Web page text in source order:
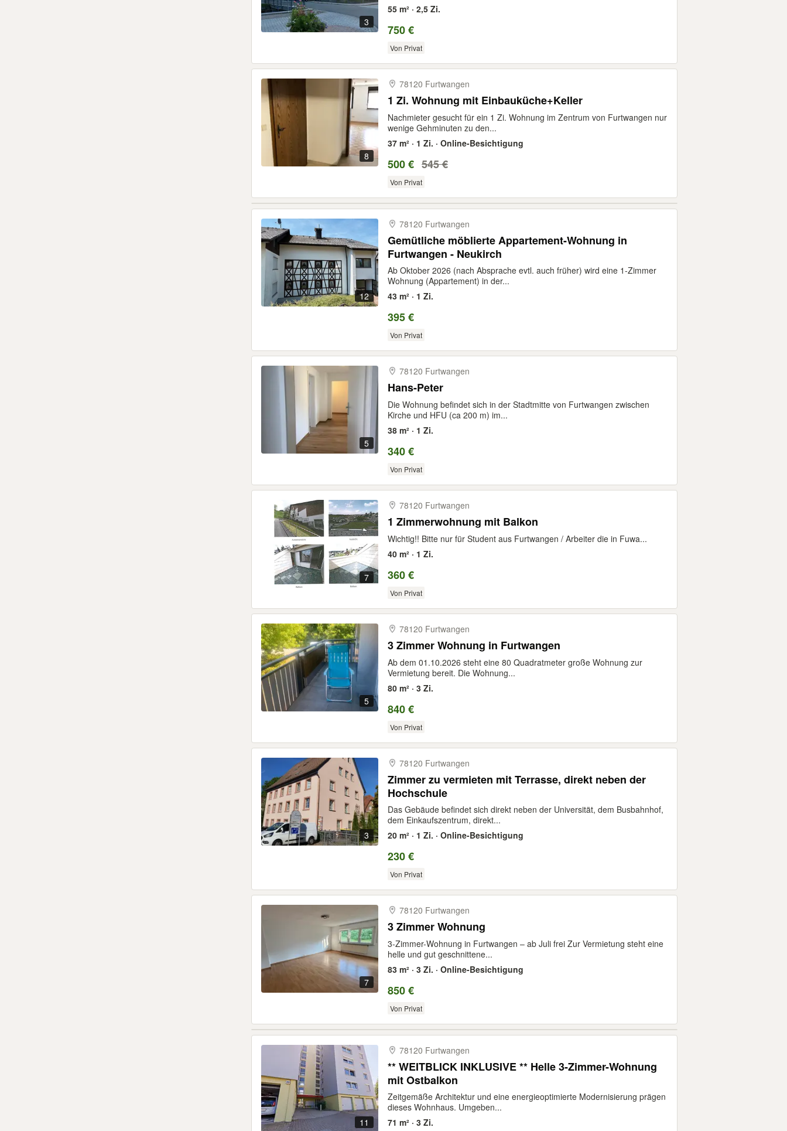
3
55 m² · 2,5 Zi.
750 €
Von Privat
8
78120 Furtwangen
1 Zi. Wohnung mit Einbauküche+Keller
Nachmieter gesucht für ein 1 Zi. Wohnung im Zentrum von Furtwangen nur
wenige Gehminuten zu den...
37 m² · 1 Zi. · Online-Besichtigung
500 € 545 €
Von Privat
12
78120 Furtwangen
Gemütliche möblierte Appartement-Wohnung in
Furtwangen - Neukirch
Ab Oktober 2026 (nach Absprache evtl. auch früher) wird eine 1-Zimmer
Wohnung (Appartement) in der...
43 m² · 1 Zi.
395 €
Von Privat
5
78120 Furtwangen
Hans-Peter
Die Wohnung befindet sich in der Stadtmitte von Furtwangen zwischen
Kirche und HFU (ca 200 m) im...
38 m² · 1 Zi.
340 €
Von Privat
7
78120 Furtwangen
1 Zimmerwohnung mit Balkon
Wichtig!! Bitte nur für Student aus Furtwangen / Arbeiter die in Fuwa...
40 m² · 1 Zi.
360 €
Von Privat
5
78120 Furtwangen
3 Zimmer Wohnung in Furtwangen
Ab dem 01.10.2026 steht eine 80 Quadratmeter große Wohnung zur
Vermietung bereit. Die Wohnung...
80 m² · 3 Zi.
840 €
Von Privat
3
78120 Furtwangen
Zimmer zu vermieten mit Terrasse, direkt neben der
Hochschule
Das Gebäude befindet sich direkt neben der Universität, dem Busbahnhof,
dem Einkaufszentrum, direkt...
20 m² · 1 Zi. · Online-Besichtigung
230 €
Von Privat
7
78120 Furtwangen
3 Zimmer Wohnung
3-Zimmer-Wohnung in Furtwangen – ab Juli frei Zur Vermietung steht eine
helle und gut geschnittene...
83 m² · 3 Zi. · Online-Besichtigung
850 €
Von Privat
11
78120 Furtwangen
** WEITBLICK INKLUSIVE ** Helle 3-Zimmer-Wohnung
mit Ostbalkon
Zeitgemäße Architektur und eine energieoptimierte Modernisierung prägen
dieses Wohnhaus. Umgeben...
71 m² · 3 Zi.